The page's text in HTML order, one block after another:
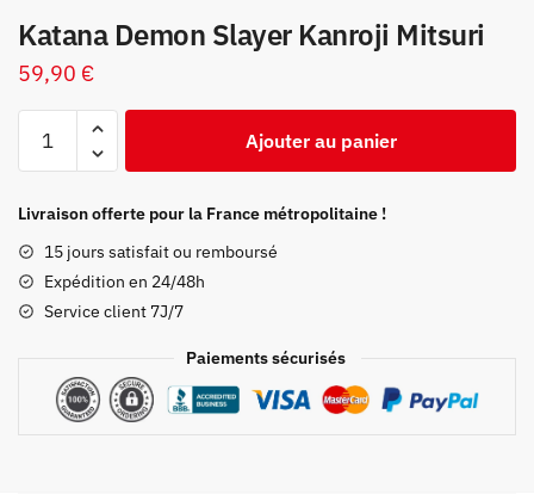
Katana Demon Slayer Kanroji Mitsuri
59,90 €
Demon
Kanroji
Mitsuri
Ajouter au panier
Livraison offerte pour la France métropolitaine !
15 jours satisfait ou remboursé
Expédition en 24/48h
Service client 7J/7
Paiements sécurisés